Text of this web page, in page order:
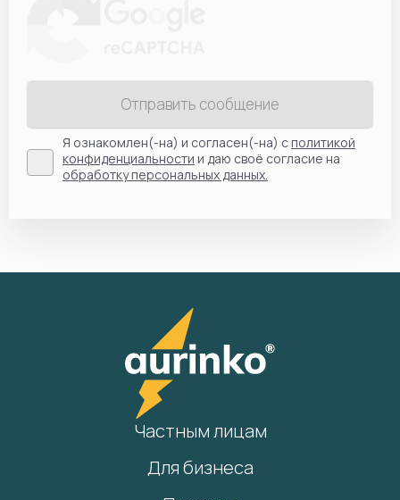
Отправить сообщение
Я ознакомлен(-на) и согласен(-на) сполитикой
конфиденциальности и даю своё согласие на
обработку персональных данных.
Частным лицам
Для бизнеса